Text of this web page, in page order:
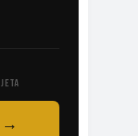
→